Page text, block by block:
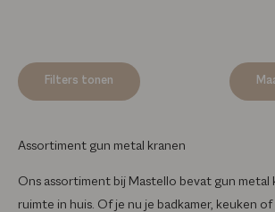
Filters tonen
Assortiment gun metal kranen
Ons assortiment bij Mastello bevat gun metal
ruimte in huis. Of je nu je badkamer, keuken